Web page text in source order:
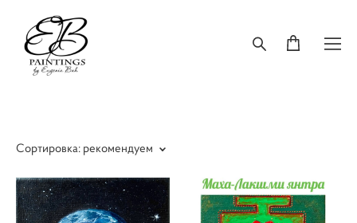
Сортировка: рекомендуем